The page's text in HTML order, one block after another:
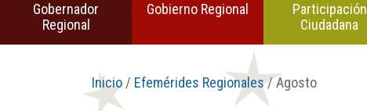
Gobernador
Regional
Gobierno Regional
Participación
Ciudadana
Inicio/ Efemérides Regionales/ Agosto